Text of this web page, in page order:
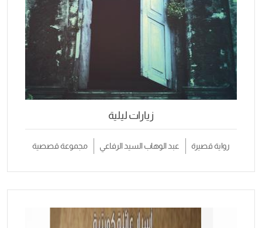
زيارات ليلية
رواية قصيرة عبد الوهاب السيد الرفاعي مجموعة قصصية